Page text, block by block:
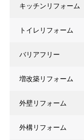
キッチンリフォーム
トイレリフォーム
バリアフリー
増改築リフォーム
外壁リフォーム
外構リフォーム